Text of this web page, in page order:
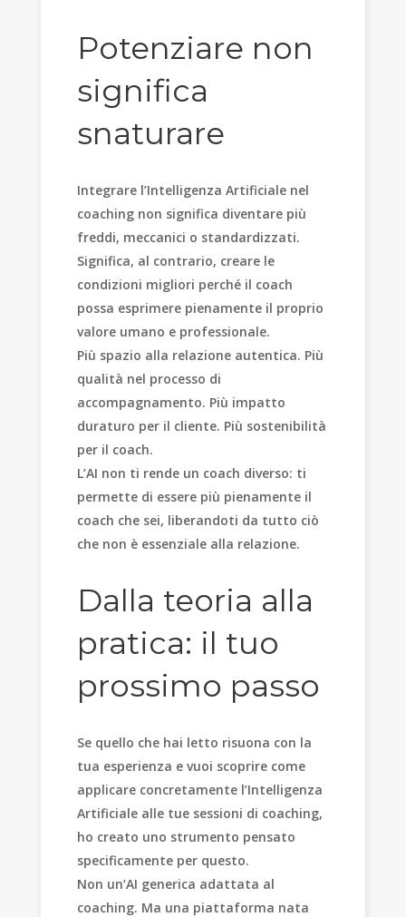
Potenziare non
significa
snaturare
Integrare l’Intelligenza Artificiale nel
coaching non significa diventare più
freddi, meccanici o standardizzati.
Significa, al contrario, creare le
condizioni migliori perché il coach
possa esprimere pienamente il proprio
valore umano e professionale.
Più spazio alla relazione autentica. Più
qualità nel processo di
accompagnamento. Più impatto
duraturo per il cliente. Più sostenibilità
per il coach.
L’AI non ti rende un coach diverso: ti
permette di essere più pienamente il
coach che sei, liberandoti da tutto ciò
che non è essenziale alla relazione.
Dalla teoria alla
pratica: il tuo
prossimo passo
Se quello che hai letto risuona con la
tua esperienza e vuoi scoprire come
applicare concretamente l’Intelligenza
Artificiale alle tue sessioni di coaching,
ho creato uno strumento pensato
specificamente per questo.
Non un’AI generica adattata al
coaching. Ma una piattaforma nata